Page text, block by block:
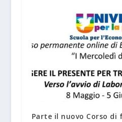
Parte il nuovo Corso di